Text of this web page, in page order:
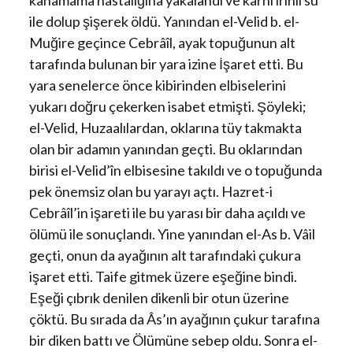
ile dolup şişerek öldü. Yanından el-Velid b. el-
Muğire geçince Cebrâîl, ayak topuğunun alt
tarafında bulunan bir yara izine İşaret etti. Bu
yara senelerce önce kibirinden elbiselerini
yukarı doğru çekerken isabet etmişti. Şöyleki;
el-Velid, Huzaalılardan, oklarına tüy takmakta
olan bir adamın yanından geçti. Bu oklarından
birisi el-Velid’în elbisesine takıldı ve o topuğunda
pek önemsiz olan bu yarayı açtı. Hazret-i
Cebrâîl’in işareti ile bu yarası bir daha açıldı ve
ölümü ile sonuçlandı. Yine yanından el-As b. Vâil
geçti, onun da ayağının alt tarafındaki çukura
işaret etti. Taife gitmek üzere eşeğine bindi.
Eşeği çıbrık denilen dikenli bir otun üzerine
çöktü. Bu sırada da Âs’ın ayağının çukur tarafına
bir diken battı ve Ölümüne sebep oldu. Sonra el-